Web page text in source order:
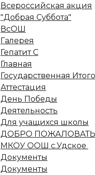
Всероссийская акция
"Добрая Суббота"
ВсОШ
Галерея
Гепатит С
Главная
Государственная
Аттестация
День Победы
Деятельность
Для учащихся школы
ДОБРО
МКОУ ООШ с.Удское
Документы
Документы